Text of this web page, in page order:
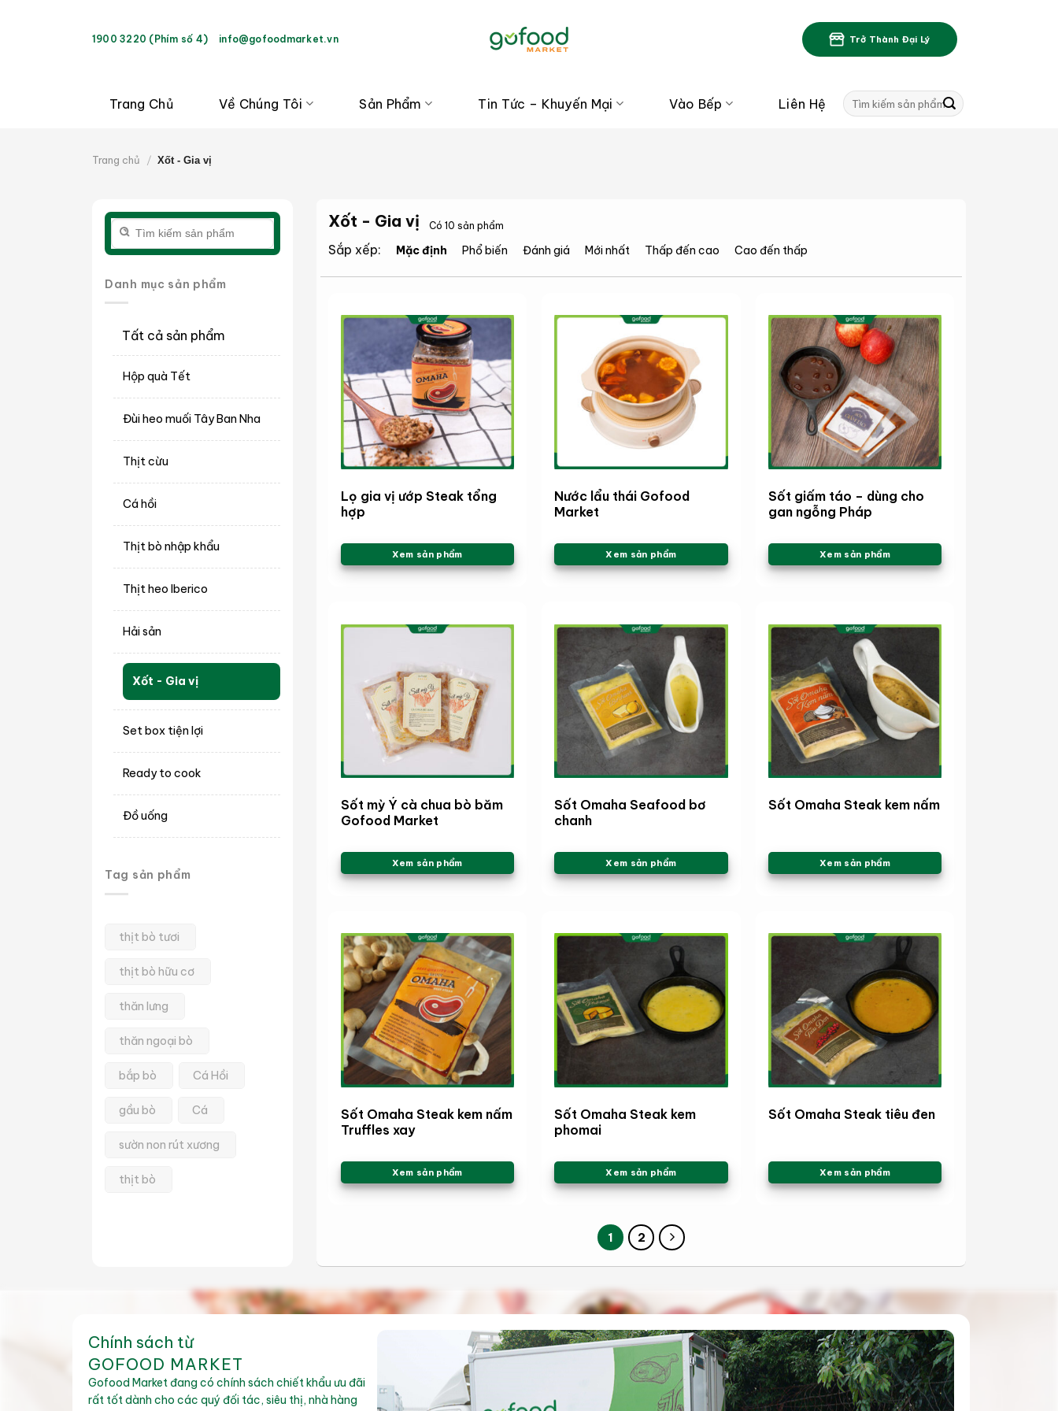
1900 3220 (Phím số 4) info@gofoodmarket.vn Trở Thành Đại Lý
Trang Chủ Về Chúng Tôi Sản Phẩm Tin Tức – Khuyến Mại Vào Bếp Liên Hệ
Tìm
kiếm:
Trang chủ / Xốt - Gia vị
Tìm
kiếm:
Danh mục sản phẩm
Tất cả sản phẩm
Hộp quà Tết
Đùi heo muối Tây Ban Nha
Thịt cừu
Cá hồi
Thịt bò nhập khẩu
Thịt heo Iberico
Hải sản
Xốt - Gia vị
Set box tiện lợi
Ready to cook
Đồ uống
Tag sản phẩm
thịt bò tươi
thịt bò hữu cơ
thăn lưng
thăn ngoại bò
bắp bò Cá Hồi
gầu bò Cá
sườn non rút xương
thịt bò
thịt bò lẩu
thịt bò mỹ
Xốt - Gia vị Có 10 sản phẩm
Sắp xếp: Mặc định Phổ biến Đánh giá Mới nhất Thấp đến cao Cao đến thấp
Lọ gia vị ướp Steak tổng
hợp
Xem sản phẩm
Nước lẩu thái Gofood
Market
Xem sản phẩm
Sốt giấm táo – dùng cho
gan ngỗng Pháp
Xem sản phẩm
Sốt mỳ Ý cà chua bò băm
Gofood Market
Xem sản phẩm
Sốt Omaha Seafood bơ
chanh
Xem sản phẩm
Sốt Omaha Steak kem nấm
Xem sản phẩm
Sốt Omaha Steak kem nấm
Truffles xay
Xem sản phẩm
Sốt Omaha Steak kem
phomai
Xem sản phẩm
Sốt Omaha Steak tiêu đen
Xem sản phẩm
1 2
Chính sách từ
GOFOOD MARKET
Gofood Market đang có chính sách chiết khẩu ưu đãi
rất tốt dành cho các quý đối tác, siêu thị, nhà hàng